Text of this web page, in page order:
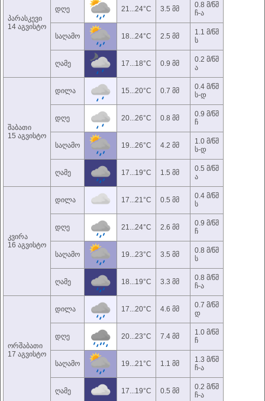
პარასკევი
14 აგვისტო
დღე 21...24°C 3.5 მმ
0.8 მ/წმ
ჩ-ა
საღამო 18...24°C 2.5 მმ
1.1 მ/წმ
ს
ღამე 17...18°C 0.9 მმ
0.2 მ/წმ
ა
შაბათი
15 აგვისტო
დილა 15...20°C 0.7 მმ
0.4 მ/წმ
ს-დ
დღე 20...26°C 0.8 მმ
0.9 მ/წმ
ჩ
საღამო 19...26°C 4.2 მმ
1.0 მ/წმ
ს-დ
ღამე 17...19°C 1.5 მმ
0.5 მ/წმ
ა
კვირა
16 აგვისტო
დილა 17...21°C 0.5 მმ
0.4 მ/წმ
ს
დღე 21...24°C 2.6 მმ
0.9 მ/წმ
ჩ
საღამო 19...23°C 3.5 მმ
0.8 მ/წმ
ს
ღამე 18...19°C 3.3 მმ
0.8 მ/წმ
ჩ-ა
ორშაბათი
17 აგვისტო
დილა 17...20°C 4.6 მმ
0.7 მ/წმ
დ
დღე 20...23°C 7.4 მმ
1.0 მ/წმ
ჩ
საღამო 19...21°C 1.1 მმ
1.3 მ/წმ
ჩ-ა
ღამე 17...19°C 0.5 მმ
0.2 მ/წმ
ჩ-ა